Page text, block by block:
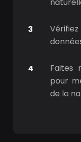
Faites
pour
de la